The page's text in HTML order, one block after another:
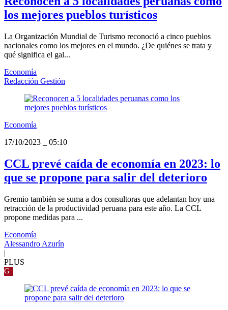
los mejores pueblos turísticos
La Organización Mundial de Turismo reconoció a cinco pueblos
nacionales como los mejores en el mundo. ¿De quiénes se trata y
qué significa el gal...
Economía
Redacción Gestión
Economía
17/10/2023
05:10
CCL prevé caída de economía en 2023: lo
que se propone para salir del deterioro
Gremio también se suma a dos consultoras que adelantan hoy una
retracción de la productividad peruana para este año. La CCL
propone medidas para ...
Economía
Alessandro Azurín
|
PLUS
G